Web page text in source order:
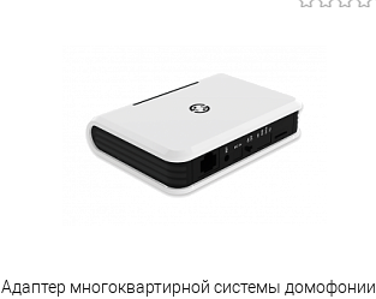
Сравнение
В избранное
В наличии
Адаптер многоквартирной системы домофонии